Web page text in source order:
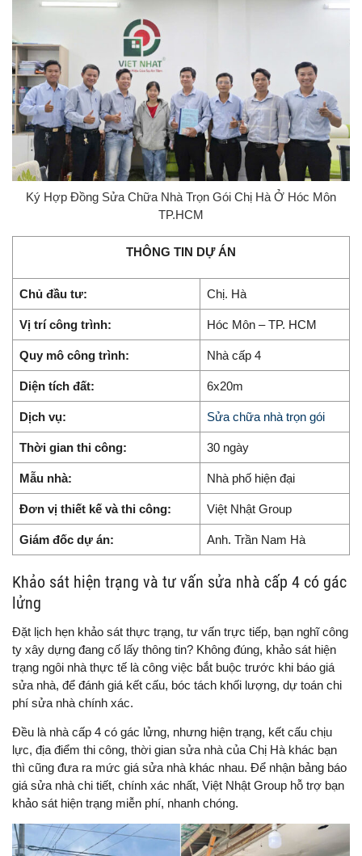
Ký Hợp Đồng Sửa Chữa Nhà Trọn Gói Chị Hà Ở Hóc Môn
TP.HCM
THÔNG TIN DỰ ÁN
Chủ đầu tư: Chị. Hà
Vị trí công trình: Hóc Môn – TP. HCM
Quy mô công trình: Nhà cấp 4
Diện tích đất: 6x20m
Dịch vụ: Sửa chữa nhà trọn gói
Thời gian thi công: 30 ngày
Mẫu nhà: Nhà phố hiện đại
Đơn vị thiết kế và thi công: Việt Nhật Group
Giám đốc dự án: Anh. Trần Nam Hà
Khảo sát hiện trạng và tư vấn sửa nhà cấp 4 có gác
lửng
Đặt lịch hẹn khảo sát thực trạng, tư vấn trực tiếp, bạn nghĩ công
ty xây dựng đang cố lấy thông tin? Không đúng, khảo sát hiện
trạng ngôi nhà thực tế là công việc bắt buộc trước khi báo giá
sửa nhà, để đánh giá kết cấu, bóc tách khối lượng, dự toán chi
phí sửa nhà chính xác.
Đều là nhà cấp 4 có gác lửng, nhưng hiện trạng, kết cấu chịu
lực, địa điểm thi công, thời gian sửa nhà của Chị Hà khác bạn
thì cũng đưa ra mức giá sửa nhà khác nhau. Để nhận bảng báo
giá sửa nhà chi tiết, chính xác nhất, Việt Nhật Group hỗ trợ bạn
khảo sát hiện trạng miễn phí, nhanh chóng.